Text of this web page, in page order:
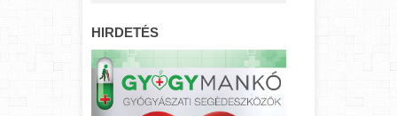
HIRDETÉS